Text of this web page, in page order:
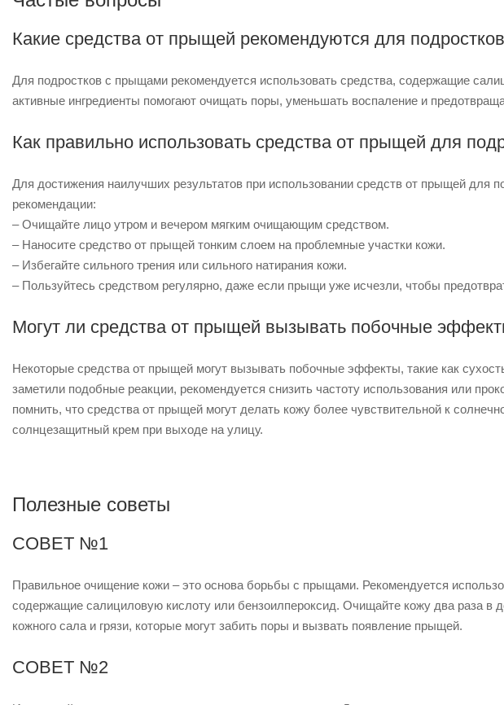
Какие средства от прыщей рекомендуются для
Для подростков с прыщами рекомендуется использовать средства, содержащие
активные ингредиенты помогают очищать поры, уменьшать воспаление и
Как правильно использовать средства от прыщей для
Для достижения наилучших результатов при использовании средств от прыщей для
рекомендации:
– Очищайте лицо утром и вечером мягким очищающим средством.
– Наносите средство от прыщей тонким слоем на проблемные участки кожи.
– Избегайте сильного трения или сильного натирания кожи.
– Пользуйтесь средством регулярно, даже если прыщи уже исчезли, чтобы
Могут ли средства от прыщей вызывать побочные
Некоторые средства от прыщей могут вызывать побочные эффекты, такие как
заметили подобные реакции, рекомендуется снизить частоту использования или
помнить, что средства от прыщей могут делать кожу более чувствительной к
солнцезащитный крем при выходе на улицу.
Полезные советы
СОВЕТ №1
Правильное очищение кожи – это основа борьбы с прыщами. Рекомендуется
содержащие салициловую кислоту или бензоилпероксид. Очищайте кожу два раза в
кожного сала и грязи, которые могут забить поры и вызвать появление прыщей.
СОВЕТ №2